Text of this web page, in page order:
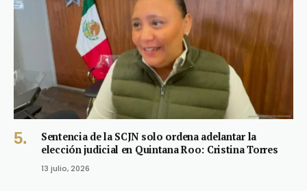
Sentencia de la SCJN solo ordena adelantar la
elección judicial en Quintana Roo: Cristina Torres
13 julio, 2026